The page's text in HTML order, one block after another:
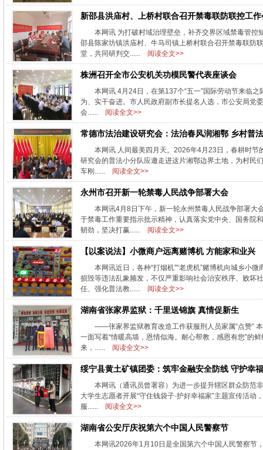
新邵县洪庙村、上桥村联合召开禁毒联防联控工作
本网讯 为打破村域治理壁垒，补齐交界区域禁毒管
邵县陈家坊镇洪庙村、牛马司镇上桥村联合召开禁毒联防
堂，共同研判交......
阅读全文>>
株洲召开全市公安机关功模民警代表座谈会
本网讯 4月24日，在第137个“五一”国际劳动节来临
为、实干奋进。市人民政府副市长提名人选，市公安局党
会......
阅读全文>>
常德市法治建设研究会：法治春风润湘鄂 乡村普
本网讯 人间最美四月天。2026年4月23日，春耕时
研究会的普法小分队应邀走进这片湘鄂边界土地，为村民
车刚......
阅读全文>>
永州市召开新一轮禁毒人民战争部署大会
本网讯4月8日下午，新一轮永州禁毒人民战争部署大
于禁毒工作重要指示批示精神，认真落实党中央、国务院
韧劲，坚决打赢......
阅读全文>>
【以案说法】小微商户远离赌博机 方能家和业兴
本网讯近日，各种“打烟机”“老虎机”赌博机向城乡小
损毁等违法乱象频发，不仅严重影响社会治安秩序、败坏
任、强化普法教......
阅读全文>>
湖南省张家界监狱：千里送锦旗 真情促新生
——张家界监狱教育改造工作获服刑人员家属“点赞”
一面写着“情暖高墙，恩情似海。耐心帮教，感恩有您”的
来，......
阅读全文>>
绥宁县黄土矿镇团委：筑牢金融安全防线 守护幸
本网讯（通讯员曾署容）为进一步提升辖区群众防范
大学生志愿者开展“守住钱袋子·护好幸福家”主题宣传活
服......
阅读全文>>
湖南省公安厅庆祝第六个中国人民警察节
本网讯2026年1月10日是全国第六个中国人民警察节